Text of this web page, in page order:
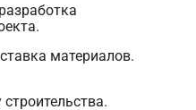
материалов.